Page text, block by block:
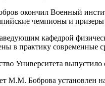
окончил Военный
чемпионы и призеры
кафедрой
в практику современные
Университета
М.М. Боброва установлен